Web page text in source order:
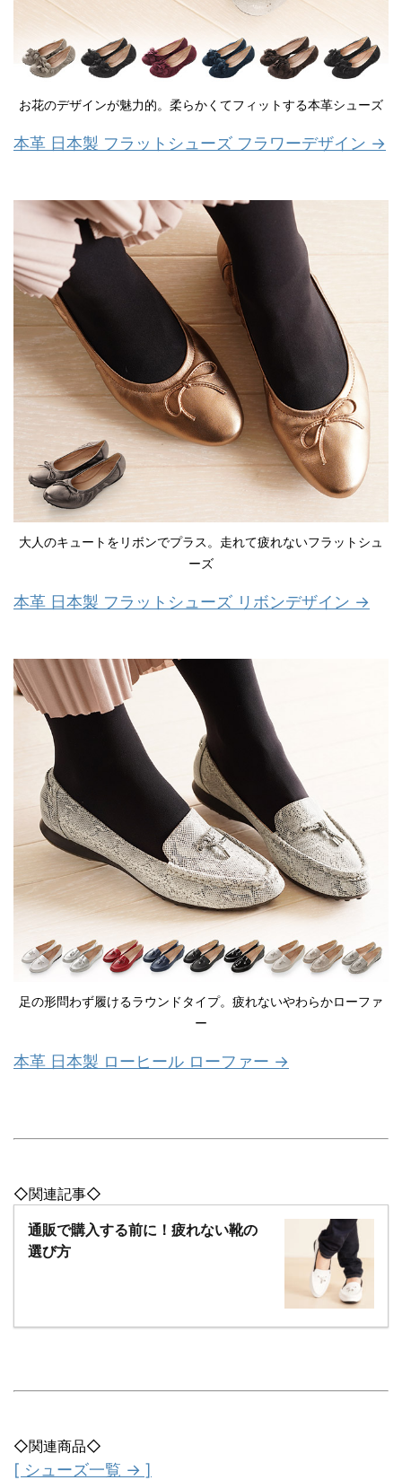
お花のデザインが魅力的。柔らかくてフィットする本革シューズ
本革 日本製 フラットシューズ フラワーデザイン →
大人のキュートをリボンでプラス。走れて疲れないフラットシュ
ーズ
本革 日本製 フラットシューズ リボンデザイン →
足の形問わず履けるラウンドタイプ。疲れないやわらかローファ
ー
本革 日本製 ローヒール ローファー →
◇関連記事◇
通販で購入する前に！疲れない靴の
選び方
◇関連商品◇
[ シューズ一覧 → ]